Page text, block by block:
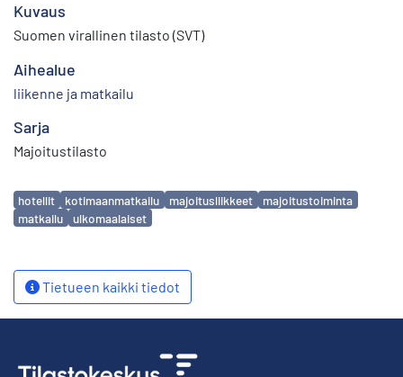
Kuvaus
Suomen virallinen tilasto (SVT)
Aihealue
liikenne ja matkailu
Sarja
Majoitustilasto
Avainsanat
hotellit kotimaanmatkailu majoitusliikkeet
majoitustoiminta
matkailu
ulkomaalaiset
Tietueen kaikki tiedot